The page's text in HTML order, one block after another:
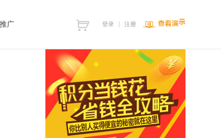
广 登录 注册